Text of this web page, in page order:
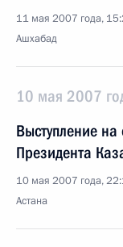
11 мая 2007 года,
Ашхабад
10 мая 2007
Выступление
Президента
10 мая 2007 года,
Астана